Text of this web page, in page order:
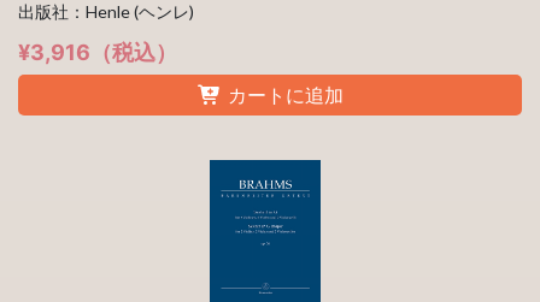
出版社：Henle (ヘンレ)
¥3,916（税込）
カートに追加